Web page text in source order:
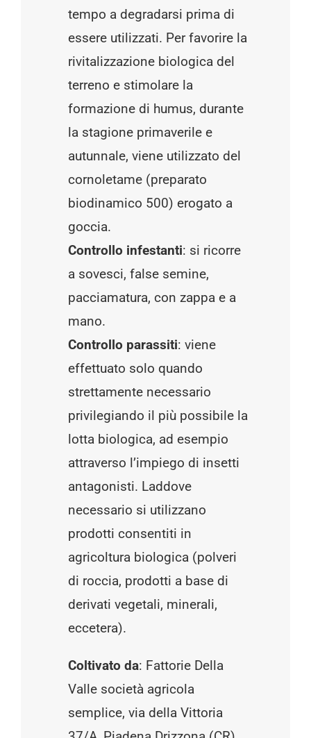
tempo a degradarsi prima di
essere utilizzati. Per favorire la
rivitalizzazione biologica del
terreno e stimolare la
formazione di humus, durante
la stagione primaverile e
autunnale, viene utilizzato del
cornoletame (preparato
biodinamico 500) erogato a
goccia.
Controllo infestanti: si ricorre
a sovesci, false semine,
pacciamatura, con zappa e a
mano.
Controllo parassiti: viene
effettuato solo quando
strettamente necessario
privilegiando il più possibile la
lotta biologica, ad esempio
attraverso l’impiego di insetti
antagonisti. Laddove
necessario si utilizzano
prodotti consentiti in
agricoltura biologica (polveri
di roccia, prodotti a base di
derivati vegetali, minerali,
eccetera).
Coltivato da: Fattorie Della
Valle società agricola
semplice, via della Vittoria